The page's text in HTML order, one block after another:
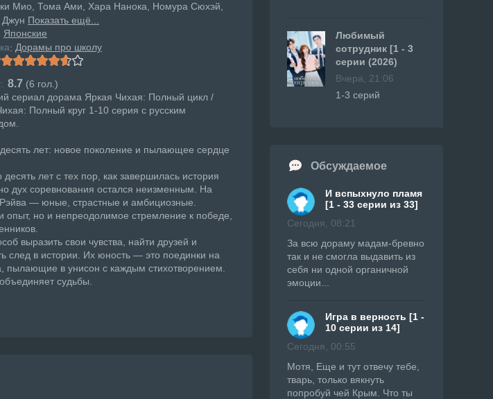
Мио, Тома Ами, Хара Нанока, Номура Сюхэй,
Джун Показать ещё...
Японские
: Дорамы про школу
8.7 (6 гол.)
сериал дорама Яркая Чихая: Полный цикл /
Полный круг 1-10 серия с русским
лет: новое поколение и пылающее сердце
лет с тех пор, как завершилась история
дух соревнования остался неизменным. На
— юные, страстные и амбициозные.
опыт, но и непреодолимое стремление к победе,
выразить свои чувства, найти друзей и
след в истории. Их юность — это поединки на
пылающие в унисон с каждым стихотворением.
судьбы.
Любимый
сотрудник [1 - 3
серии (2026)
Вчера, 21:06
1-3 серий
Обсуждаемое
И вспыхнуло пламя
[1 - 33 серии из 33]
Сегодня, 08:21
За всю дораму мадам-бревно
так и не смогла выдавить из
себя ни одной органичной
эмоции...
Игра в верность [1 -
10 серии из 14]
Сегодня, 00:55
Мотя, Еще и тут отвечу тебе,
тварь, только вякнуть
попробуй чей Крым. Что ты